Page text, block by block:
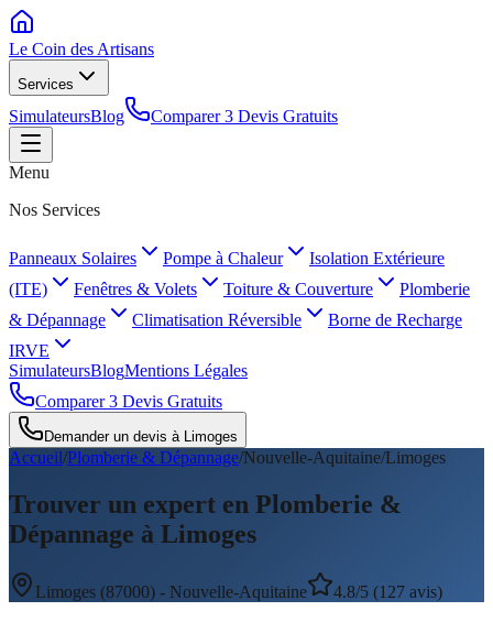
Le Coin des Artisans
Services
SimulateursBlog Comparer 3 Devis Gratuits
Menu
Nos Services
Panneaux Solaires Pompe à Chaleur
Isolation Extérieure
(ITE)
Fenêtres & Volets Toiture & Couverture
Plomberie
& Dépannage
Climatisation Réversible
Borne de Recharge
IRVE
SimulateursBlogMentions Légales
Comparer 3 Devis Gratuits
Demander un devis à Limoges
Accueil/Plomberie & Dépannage/Nouvelle-Aquitaine/Limoges
Trouver un expert en Plomberie &
Dépannage à Limoges
Limoges (87000) - Nouvelle-Aquitaine 4.8/5 (127 avis)